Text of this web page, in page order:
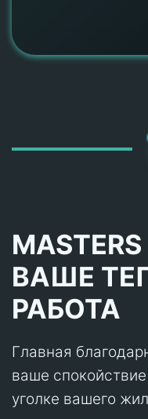
ВАШЕ
РАБОТА
Главная
ваше
уголке вашего